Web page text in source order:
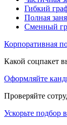
Гибкий
Полная
Сменный
Корпоративная
Какой соцпакет
Оформляйте
Проверяйте
Ускорьте подбор